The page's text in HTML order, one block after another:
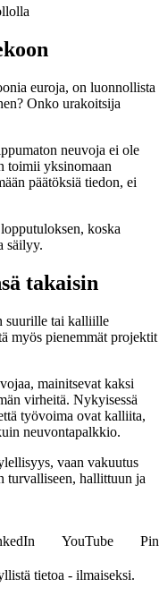
euroja, on luonnollista
Onko urakoitsija
neuvoja ei ole
toimii yksinomaan
päätöksiä tiedon, ei
koska
säilyy.
takaisin
suurille tai kalliille
myös pienemmät projektit
mainitsevat kaksi
virheitä. Nykyisessä
työvoima ovat kalliita,
neuvontapalkkio.
vaan vakuutus
turvalliseen, hallittuun ja
YouTube
tietoa - ilmaiseksi.